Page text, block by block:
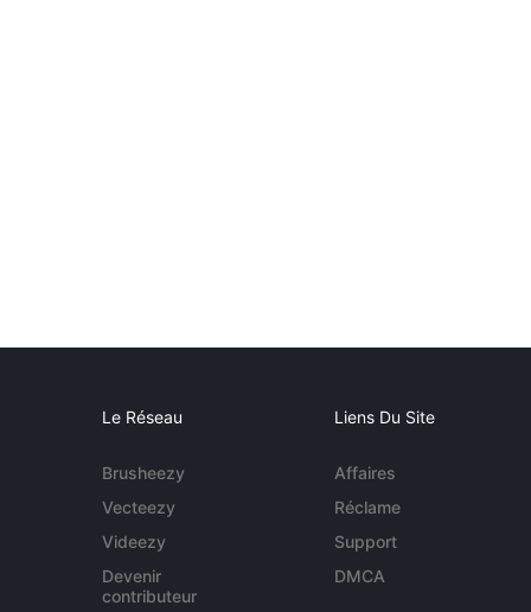
Le Réseau
Brusheezy
Vecteezy
Videezy
Devenir
contributeur
Liens Du Site
Affaires
Réclame
Support
DMCA